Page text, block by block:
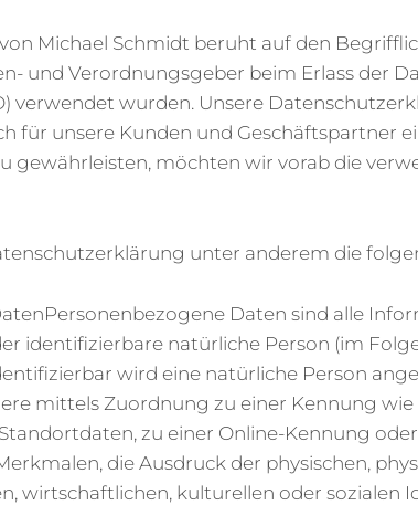
Michael Schmidt beruht auf den
und Verordnungsgeber beim Erlass der
verwendet wurden. Unsere
für unsere Kunden und Geschäftspartner
gewährleisten, möchten wir vorab die
unter anderem die
Daten sind alle
identifizierbare natürliche Person (im
wird eine natürliche Person
mittels Zuordnung zu einer Kennung
zu einer Online-Kennung
die Ausdruck der physischen,
wirtschaftlichen, kulturellen oder sozialen